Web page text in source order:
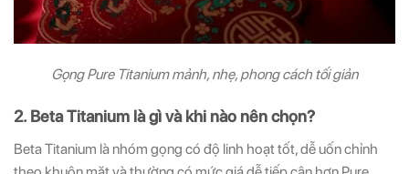
Gọng Pure Titanium mảnh, nhẹ, phong cách tối giản
2. Beta Titanium là gì và khi nào nên chọn?
Beta Titanium là nhóm gọng có độ linh hoạt tốt, dễ uốn chỉnh